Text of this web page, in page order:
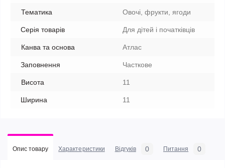
Тематика Овочі, фрукти, ягоди
Серія товарів Для дітей і початківців
Канва та основа Атлас
Заповнення Часткове
Висота 11
Ширина 11
Опис товару Характеристики Відгуків 0 Питання 0